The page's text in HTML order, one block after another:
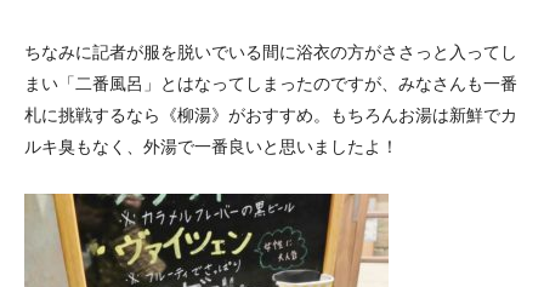
ちなみに記者が服を脱いでいる間に浴衣の方がささっと入ってし
まい「二番風呂」とはなってしまったのですが、みなさんも一番
札に挑戦するなら《柳湯》がおすすめ。もちろんお湯は新鮮でカ
ルキ臭もなく、外湯で一番良いと思いましたよ！